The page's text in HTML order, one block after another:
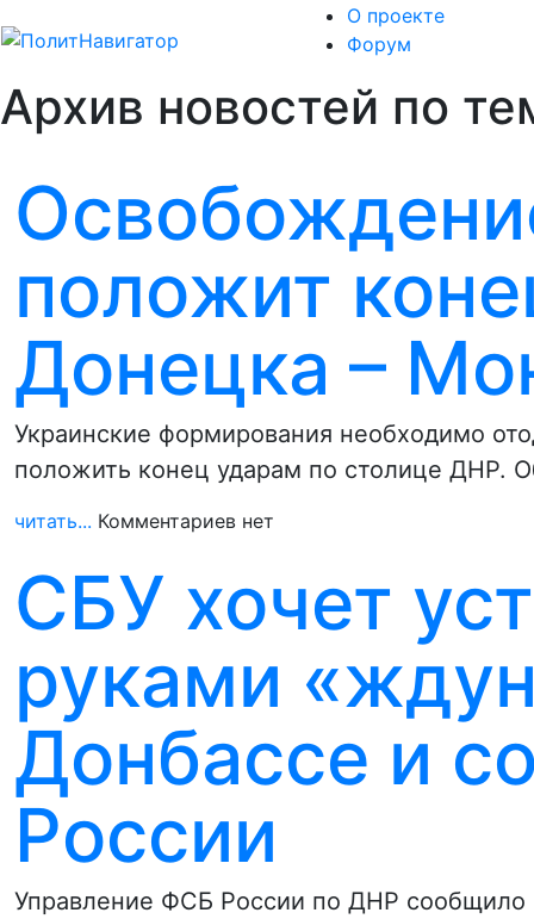
О проекте
Форум
Архив новостей по
положит
Донецка –
Украинские формирования необходимо
положить конец ударам по столице ДНР.
читать... Комментариев нет
СБУ хочет
руками
Донбассе и
России
Управление ФСБ России по ДНР сообщило